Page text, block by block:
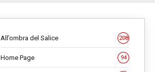
All’ombra del Salice 208
Home Page 94